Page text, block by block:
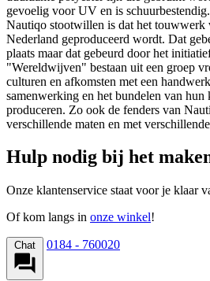
gevoelig voor UV en is
Nautiqo stootwillen is dat het touwwerk
Nederland geproduceerd wordt. Dat
plaats maar dat gebeurd door het
"Wereldwijven" bestaan uit een groep
culturen en afkomsten met een
samenwerking en het bundelen van hun
produceren. Zo ook de fenders van
verschillende maten en met
Hulp nodig bij het
Onze klantenservice staat voor je klaar
Of kom langs in onze winkel!
Chat 0184 - 760020